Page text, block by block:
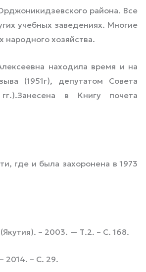
района. Все
учебных заведениях. Многие
народного хозяйства.
находила время и на
(1951г), депутатом Совета
в Книгу почета
где и была захоронена в 1973
– 2003. — Т.2. – С. 168.
2014. – С. 29.